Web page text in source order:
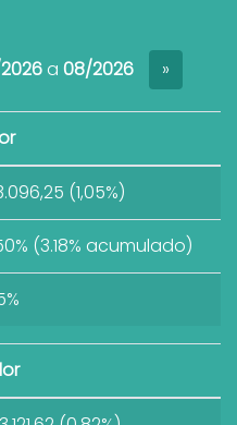
a 08/2026 »
(1,05%)
(3.18% acumulado)